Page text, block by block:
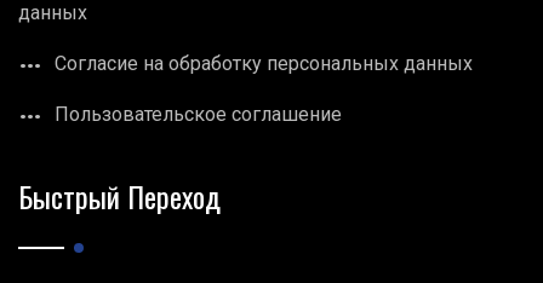
данных
Согласие на обработку персональных данных
Пользовательское соглашение
Быстрый Переход